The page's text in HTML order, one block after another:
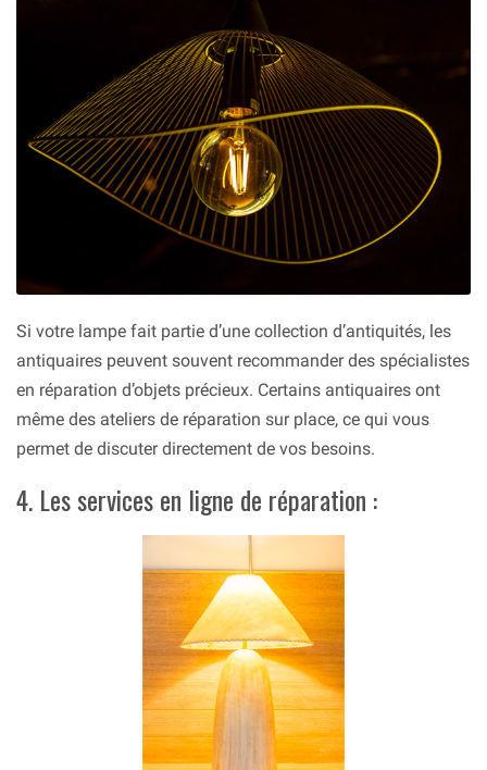
Si votre lampe fait partie d’une collection d’antiquités, les
antiquaires peuvent souvent recommander des spécialistes
en réparation d’objets précieux. Certains antiquaires ont
même des ateliers de réparation sur place, ce qui vous
permet de discuter directement de vos besoins.
4. Les services en ligne de réparation :